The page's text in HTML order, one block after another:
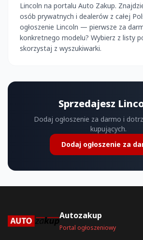
Lincoln na portalu Auto Zakup.
osób prywatnych i dealerów z całej
ogłoszenie Lincoln — pierwsze za
konkretnego modelu? Wybierz z listy
skorzystaj z wyszukiwarki.
Sprzedajesz
Dodaj ogłoszenie za darmo i
kupujących.
Dodaj ogłoszenie za
Autozakup
Portal ogłoszeniowy